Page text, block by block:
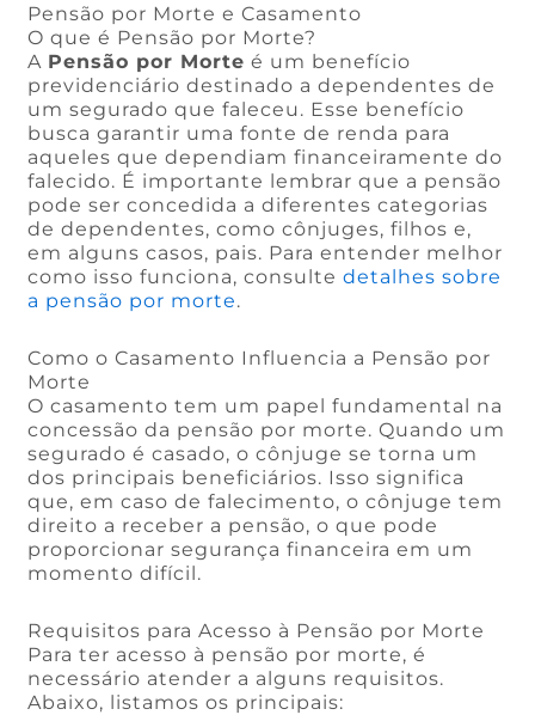
Pensão por Morte e Casamento
O que é Pensão por Morte?
A Pensão por Morte é um benefício
previdenciário destinado a dependentes de
um segurado que faleceu. Esse benefício
busca garantir uma fonte de renda para
aqueles que dependiam financeiramente do
falecido. É importante lembrar que a pensão
pode ser concedida a diferentes categorias
de dependentes, como cônjuges, filhos e,
em alguns casos, pais. Para entender melhor
como isso funciona, consultedetalhes sobre
a pensão por morte.
Como o Casamento Influencia a Pensão por
Morte
O casamento tem um papel fundamental na
concessão da pensão por morte. Quando um
segurado é casado, o cônjuge se torna um
dos principais beneficiários. Isso significa
que, em caso de falecimento, o cônjuge tem
direito a receber a pensão, o que pode
proporcionar segurança financeira em um
momento difícil.
Requisitos para Acesso à Pensão por Morte
Para ter acesso à pensão por morte, é
necessário atender a alguns requisitos.
Abaixo, listamos os principais: